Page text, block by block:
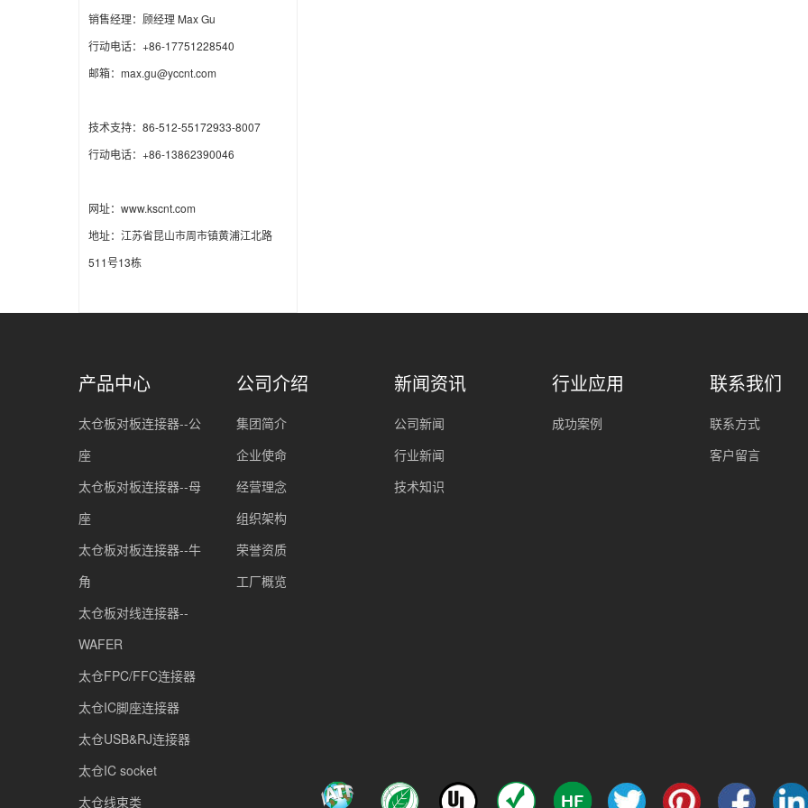
销售经理：顾经理 Max Gu
行动电话：+86-17751228540
邮箱：max.gu@yccnt.com
技术支持：86-512-55172933-8007
行动电话：+86-13862390046
网址：www.kscnt.com
地址：江苏省昆山市周市镇黄浦江北路
511号13栋
产品中心
太仓板对板连接器--公
座
太仓板对板连接器--母
座
太仓板对板连接器--牛
角
太仓板对线连接器--
WAFER
太仓FPC/FFC连接器
太仓IC脚座连接器
太仓USB&RJ连接器
太仓IC socket
太仓线束类
公司介绍
集团简介
企业使命
经营理念
组织架构
荣誉资质
工厂概览
新闻资讯
公司新闻
行业新闻
技术知识
行业应用
成功案例
联系我们
联系方式
客户留言